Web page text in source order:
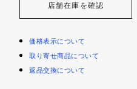
店舗在庫を確認
価格表示について
取り寄せ商品について
返品交換について